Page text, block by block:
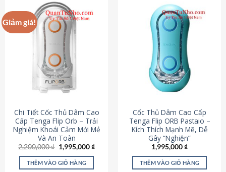
Giảm giá!
Chi Tiết Cốc Thủ Dâm Cao
Cấp Tenga Flip Orb – Trải
Nghiệm Khoái Cảm Mới Mẻ
Và An Toàn
2,200,000₫ Giá
gốc
là:
2,200,000 ₫.
1,995,000₫Giá
THÊM VÀO GIỎ HÀNG
Cốc Thủ Dâm Cao Cấp
Tenga Flip ORB Pastaio –
Kích Thích Mạnh Mẽ, Dễ
Gây “Nghiện”
1,995,000₫
THÊM VÀO GIỎ HÀNG